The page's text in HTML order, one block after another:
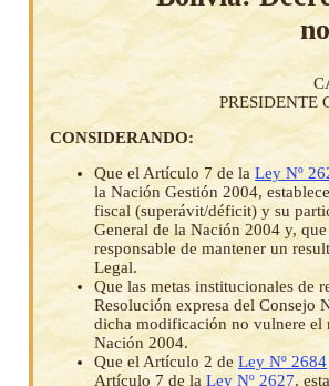
PRESIDENTE
CONSIDERANDO:
Que el Artículo 7 de la Ley Nº
la Nación Gestión 2004,
fiscal (superávit/déficit) y su
General de la Nación 2004 y,
responsable de mantener un
Legal.
Que las metas institucionales de
Resolución expresa del Consejo
dicha modificación no vulnere el
Nación 2004.
Que el Artículo 2 de Ley Nº 2684
Artículo 7 de la Ley Nº 2627,